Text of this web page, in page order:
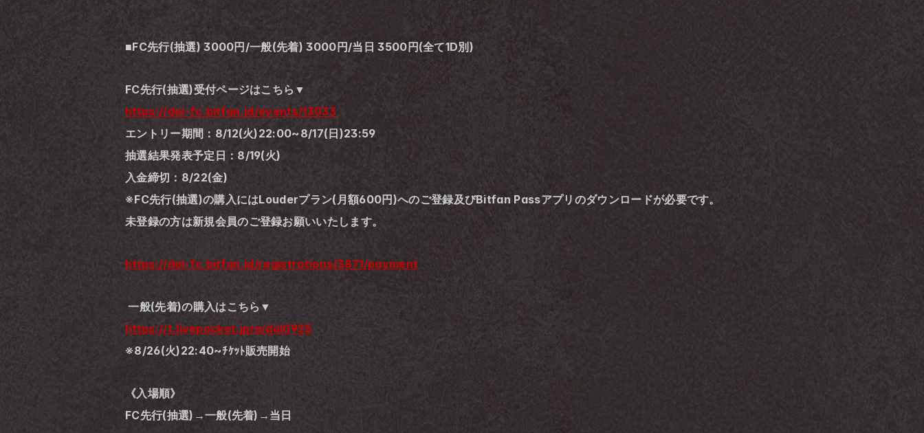
■FC先行(抽選) 3000円/一般(先着) 3000円/当日 3500円(全て1D別)
FC先行(抽選)受付ページはこちら▼
https://dol-fc.bitfan.id/events/13033
エントリー期間：8/12(火)22:00~8/17(日)23:59
抽選結果発表予定日：8/19(火)
入金締切：8/22(金)
※FC先行(抽選)の購入にはLouderプラン(月額600円)へのご登録及びBitfan Passアプリのダウンロードが必要です。
未登録の方は新規会員のご登録お願いいたします。
https://dol-fc.bitfan.id/registrations/3871/payment
一般(先着)の購入はこちら▼
https://t.livepocket.jp/e/dol0925
※8/26(火)22:40~ﾁｹｯﾄ販売開始
《入場順》
FC先行(抽選)→一般(先着)→当日